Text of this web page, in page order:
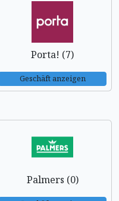
Porta! (7)
Geschäft anzeigen
Palmers (0)